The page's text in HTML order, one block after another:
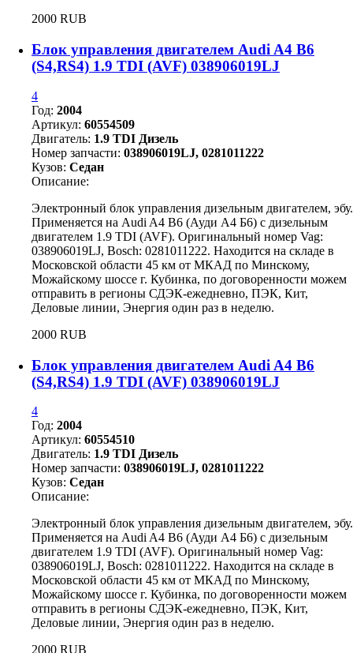
2000 RUB
Блок управления двигателем Audi A4 B6
(S4,RS4) 1.9 TDI (AVF) 038906019LJ
4
Год: 2004
Артикул: 60554509
Двигатель: 1.9 TDI Дизель
Номер запчасти: 038906019LJ, 0281011222
Кузов: Седан
Описание:
Электронный блок управления дизельным двигателем, эбу.
Применяется на Audi A4 B6 (Ауди А4 Б6) с дизельным
двигателем 1.9 TDI (AVF). Оригинальный номер Vag:
038906019LJ, Bosch: 0281011222. Находится на складе в
Московской области 45 км от МКАД по Минскому,
Можайскому шоссе г. Кубинка, по договоренности можем
отправить в регионы СДЭК-ежедневно, ПЭК, Кит,
Деловые линии, Энергия один раз в неделю.
2000 RUB
Блок управления двигателем Audi A4 B6
(S4,RS4) 1.9 TDI (AVF) 038906019LJ
4
Год: 2004
Артикул: 60554510
Двигатель: 1.9 TDI Дизель
Номер запчасти: 038906019LJ, 0281011222
Кузов: Седан
Описание:
Электронный блок управления дизельным двигателем, эбу.
Применяется на Audi A4 B6 (Ауди А4 Б6) с дизельным
двигателем 1.9 TDI (AVF). Оригинальный номер Vag:
038906019LJ, Bosch: 0281011222. Находится на складе в
Московской области 45 км от МКАД по Минскому,
Можайскому шоссе г. Кубинка, по договоренности можем
отправить в регионы СДЭК-ежедневно, ПЭК, Кит,
Деловые линии, Энергия один раз в неделю.
2000 RUB